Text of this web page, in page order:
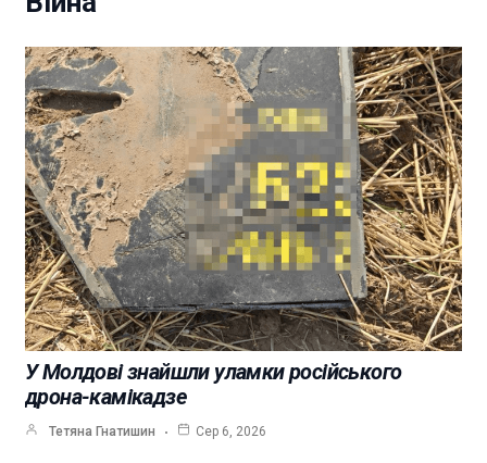
У Молдові знайшли уламки російського
дрона-камікадзе
Тетяна Гнатишин Сер 6, 2026